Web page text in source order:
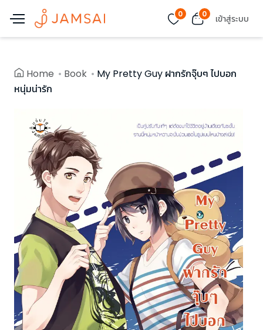
0 0 เข้าสู่ระบบ
Home Book
My Pretty Guy ฝากรักจุ๊บๆ ไปบอก
หนุ่มน่ารัก